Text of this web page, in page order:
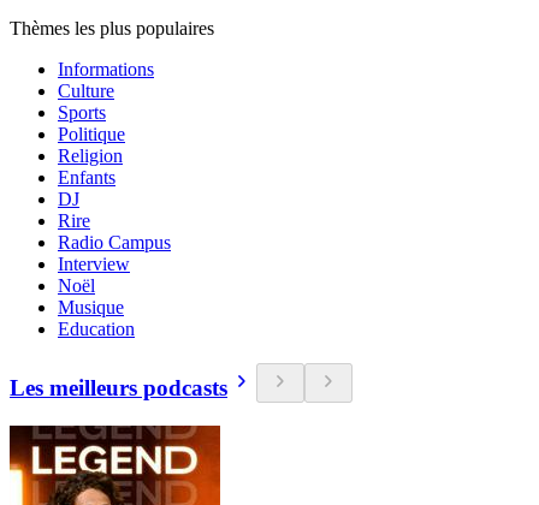
Thèmes les plus populaires
Informations
Culture
Sports
Politique
Religion
Enfants
DJ
Rire
Radio Campus
Interview
Noël
Musique
Education
Les meilleurs podcasts